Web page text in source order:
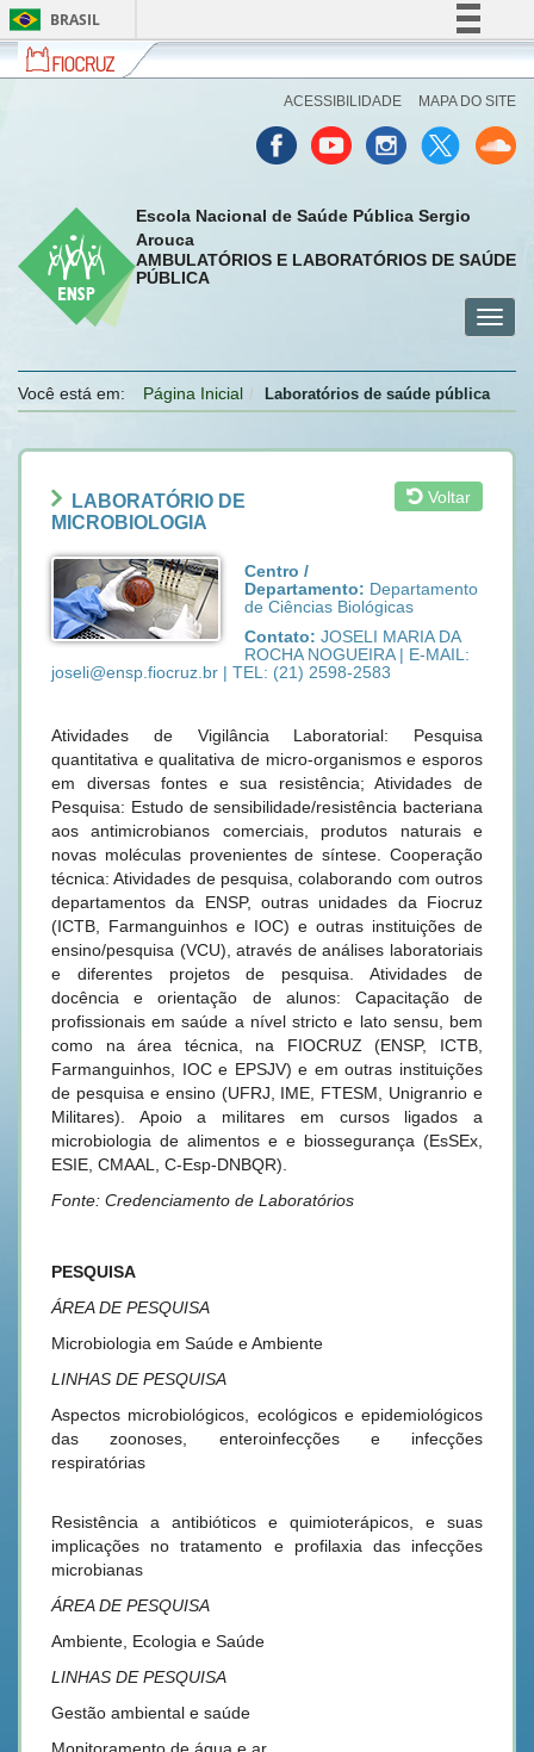
BRASIL
Simplifique!
Comunica BR
Participe
Acesso à informação
Fiocruz
Fale
com
ACESSIBILIDADE MAPA DO SITE
Escola Nacional de Saúde Pública Sergio
Arouca
AMBULATÓRIOS E LABORATÓRIOS DE SAÚDE
PÚBLICA
menu
menu
menu
Você está em:
Página Inicial Laboratórios de saúde pública
Voltar
LABORATÓRIO DE
MICROBIOLOGIA
Centro /
Departamento: Departamento
de Ciências Biológicas
Contato: JOSELI MARIA DA
ROCHA NOGUEIRA | E-MAIL:
joseli@ensp.fiocruz.br | TEL: (21) 2598-2583
Atividades de Vigilância Laboratorial: Pesquisa
quantitativa e qualitativa de micro-organismos e esporos
em diversas fontes e sua resistência; Atividades de
Pesquisa: Estudo de sensibilidade/resistência bacteriana
aos antimicrobianos comerciais, produtos naturais e
novas moléculas provenientes de síntese. Cooperação
técnica: Atividades de pesquisa, colaborando com outros
departamentos da ENSP, outras unidades da Fiocruz
(ICTB, Farmanguinhos e IOC) e outras instituições de
ensino/pesquisa (VCU), através de análises laboratoriais
e diferentes projetos de pesquisa. Atividades de
docência e orientação de alunos: Capacitação de
profissionais em saúde a nível stricto e lato sensu, bem
como na área técnica, na FIOCRUZ (ENSP, ICTB,
Farmanguinhos, IOC e EPSJV) e em outras instituições
de pesquisa e ensino (UFRJ, IME, FTESM, Unigranrio e
Militares). Apoio a militares em cursos ligados a
microbiologia de alimentos e e biossegurança (EsSEx,
ESIE, CMAAL, C-Esp-DNBQR).
Fonte: Credenciamento de Laboratórios
PESQUISA
ÁREA DE PESQUISA
Microbiologia em Saúde e Ambiente
LINHAS DE PESQUISA
Aspectos microbiológicos, ecológicos e epidemiológicos
das zoonoses, enteroinfecções e infecções
respiratórias
Resistência a antibióticos e quimioterápicos, e suas
implicações no tratamento e profilaxia das infecções
ÁREA DE PESQUISA
Ambiente, Ecologia e Saúde
LINHAS DE PESQUISA
Gestão ambiental e saúde